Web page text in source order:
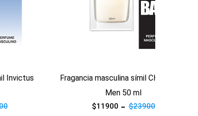
Fragancia masculina símil CH 212 Vip
Men 50 ml
$23900